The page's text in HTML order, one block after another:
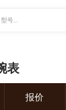
号...
表
报价